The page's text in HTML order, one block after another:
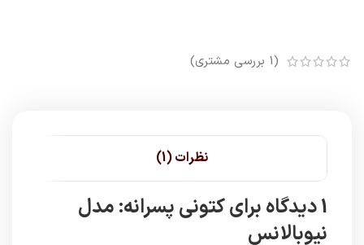
(
1 بررسی مشتری)
نظرات (1)
1 دیدگاه برای
کتونی پسرانه: مدل
نیوبالانس